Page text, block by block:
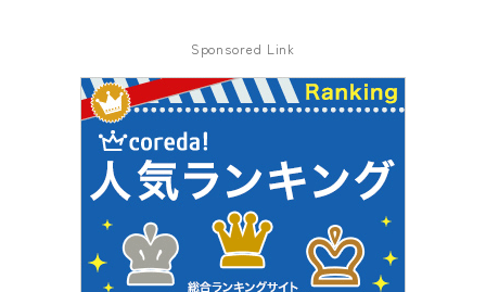
Sponsored Link